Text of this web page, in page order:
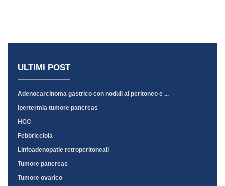
ULTIMI POST
Adenocarcinoma gastrico con noduli al peritoneo e ...
Ipertermia tumore pancreas
HCC
Febbricciola
Linfoadenopatie retroperitoneali
Tumore pancreas
Tumore ovarico